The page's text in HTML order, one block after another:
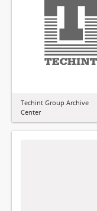
Techint Group Archive
Center